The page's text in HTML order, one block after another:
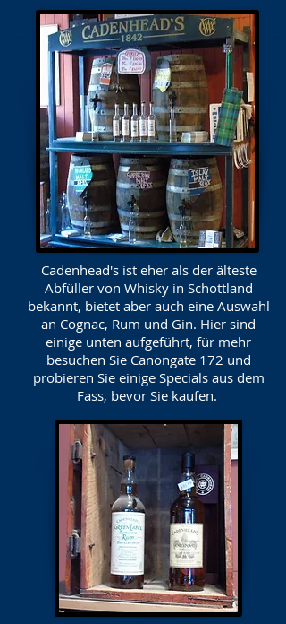
Cadenhead's ist eher als der älteste
Abfüller von Whisky in Schottland
bekannt, bietet aber auch eine Auswahl
an Cognac, Rum und Gin. Hier sind
einige unten aufgeführt, für mehr
besuchen Sie Canongate 172 und
probieren Sie einige Specials aus dem
Fass, bevor Sie kaufen.